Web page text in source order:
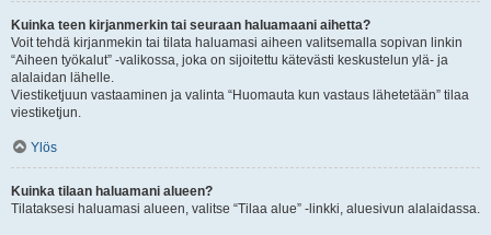
Kuinka teen kirjanmerkin tai seuraan haluamaani aihetta?
Voit tehdä kirjanmekin tai tilata haluamasi aiheen valitsemalla sopivan linkin
“Aiheen työkalut” -valikossa, joka on sijoitettu kätevästi keskustelun ylä- ja
alalaidan lähelle.
Viestiketjuun vastaaminen ja valinta “Huomauta kun vastaus lähetetään” tilaa
viestiketjun.
Ylös
Kuinka tilaan haluamani alueen?
Tilataksesi haluamasi alueen, valitse “Tilaa alue” -linkki, aluesivun alalaidassa.